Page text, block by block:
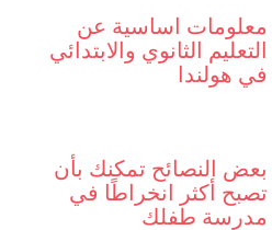
معلومات اساسية عن
التعليم الثانوي والابتدائي
في هولندا
بعض النصائح تمكنك بأن
تصبح أكثر انخراطًا في
مدرسة طفلك